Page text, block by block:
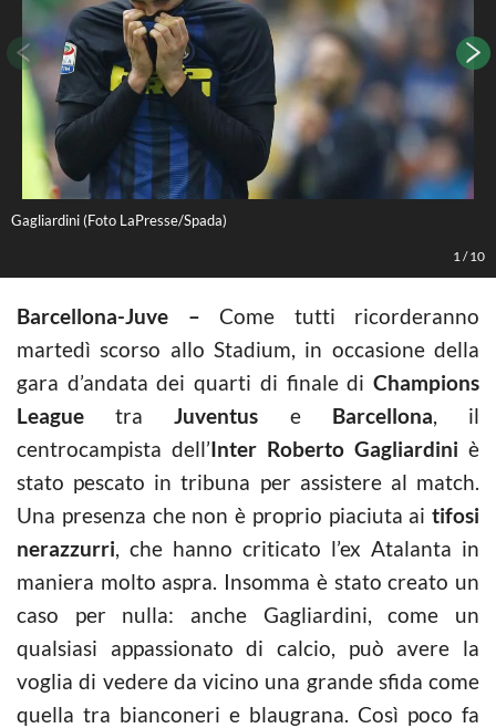
Gagliardini (Foto LaPresse/Spada)
1 /10
Barcellona-Juve – Come tutti ricorderanno
martedì scorso allo Stadium, in occasione della
gara d’andata dei quarti di finale di Champions
League traJuventus e Barcellona, il
centrocampista dell’Inter Roberto Gagliardini è
stato pescato in tribuna per assistere al match.
Una presenza che non è proprio piaciuta ai tifosi
nerazzurri, che hanno criticato l’ex Atalanta in
maniera molto aspra. Insomma è stato creato un
caso per nulla: anche Gagliardini, come un
qualsiasi appassionato di calcio, può avere la
voglia di vedere da vicino una grande sfida come
quella tra bianconeri e blaugrana. Così poco fa